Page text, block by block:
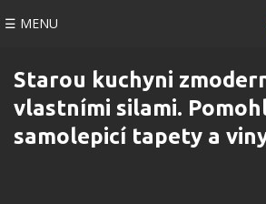
☰ MENU
Starou kuchyni
vlastními silami.
samolepicí tapety a